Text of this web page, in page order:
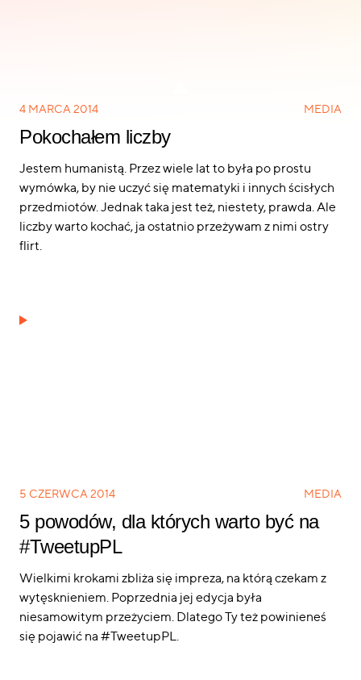
4 MARCA 2014 MEDIA
Pokochałem liczby
Jestem humanistą. Przez wiele lat to była po prostu
wymówka, by nie uczyć się matematyki i innych ścisłych
przedmiotów. Jednak taka jest też, niestety, prawda. Ale
liczby warto kochać, ja ostatnio przeżywam z nimi ostry
flirt.
5 CZERWCA 2014 MEDIA
5 powodów, dla których warto być na
#TweetupPL
Wielkimi krokami zbliża się impreza, na którą czekam z
wytęsknieniem. Poprzednia jej edycja była
niesamowitym przeżyciem. Dlatego Ty też powinieneś
się pojawić na #TweetupPL.